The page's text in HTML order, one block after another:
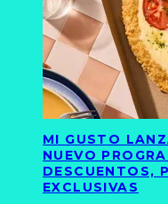
MI GUSTO
NUEVO
DESCUENTOS,
EXCLUSIVAS